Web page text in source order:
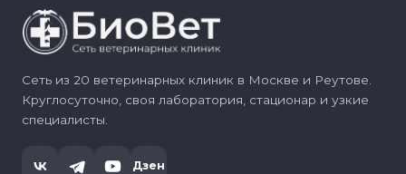
Сеть из 20 ветеринарных клиник в Москве и Реутове.
Круглосуточно, своя лаборатория, стационар и узкие
специалисты.
Дзен